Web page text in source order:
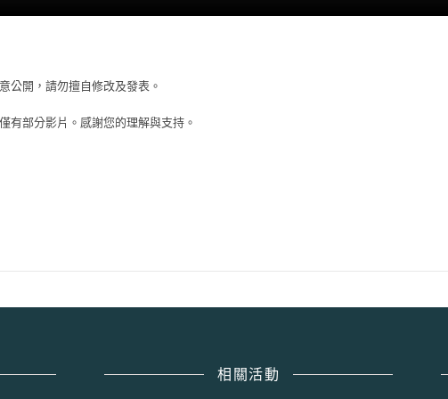
公開，請勿擅自修改及發表。
有部分影片。感謝您的理解與支持。
相關活動